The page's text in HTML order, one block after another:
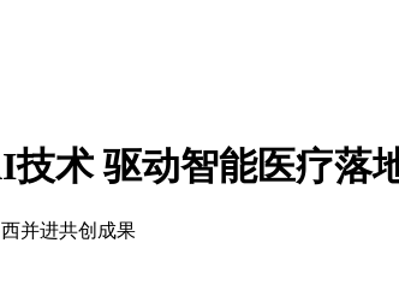
术 驱动智能医疗落
并进共创成果